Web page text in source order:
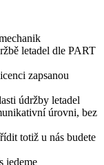
letadel dle PART
zapsanou
údržby letadel
úrovni, bez
totiž u nás budete
jedeme